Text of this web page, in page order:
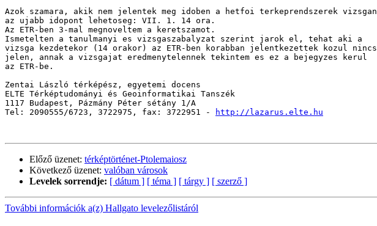
Azok szamara, akik nem jelentek meg idoben a hetfoi terkeprendszerek vizsgan
az ujabb idopont lehetoseg: VII. 1. 14 ora.
Az ETR-ben 3-mal megnoveltem a keretszamot.
Ismetelten a tanulmanyi es vizsgaszabalyzat szerint jarok el, tehat aki a
vizsga kezdetekor (14 orakor) az ETR-ben korabban jelentkezettek kozul nincs
jelen, annak a vizsgajat eredmenytelennek tekintem es ez a bejegyzes kerul
az ETR-be.
Zentai László térképész, egyetemi docens
ELTE Térképtudományi és Geoinformatikai Tanszék
1117 Budapest, Pázmány Péter sétány 1/A
Tel: 2090555/6723, 3722975, fax: 3722951 -
http://lazarus.elte.hu
Előző üzenet: térképtörténet-Ptolemaiosz
Következő üzenet: valóban városok
Levelek sorrendje: [ dátum ] [ téma ] [ tárgy ] [ szerző ]
További információk a(z) Hallgato levelezőlistáról